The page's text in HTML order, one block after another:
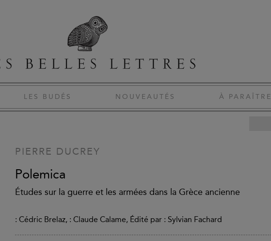
LES BUDÉS NOUVEAUTÉS À PARAÎTRE
PIERRE DUCREY
Polemica
Études sur la guerre et les armées dans la Grèce ancienne
: Cédric Brelaz, : Claude Calame, Édité par : Sylvian Fachard